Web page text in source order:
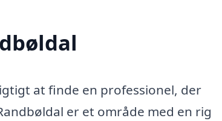
at finde en professionel, der
er et område med en rig